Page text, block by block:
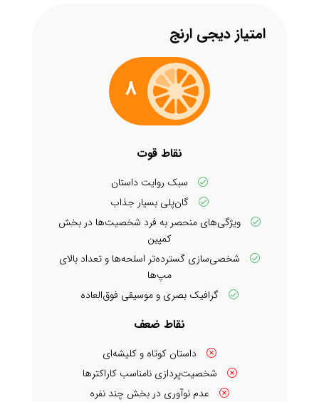
امتیاز دیجی ارنج
8
نقاط قوت
سبک روایت داستان
گان‌پلی بسیار جذاب
ویژگی‌های منحصر به فرد شخصیت‌ها در بخش
کمپین
شخصی‌سازی گسترده‌تر اسلحه‌ها و تعداد بالای
مپ‌ها
گرافیک بصری و موسیقی فوق‌العاده
نقاط ضعف
داستان کوتاه و کلیشه‌ای
شخصیت‌پردازی نامناسب کاراکترها
عدم نوآوری در بخش چند نفره